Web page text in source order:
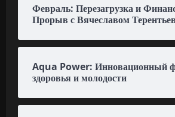
Февраль: Перезагрузка и
Прорыв с Вячеславом
Aqua Power: Инновационный
здоровья и молодости